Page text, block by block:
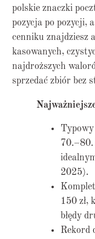
polskie znaczki
pozycja po pozycji,
cenniku znajdziesz
kasowanych,
najdroższych
sprzedać zbiór bez
70.–80.
2025).
150 zł,
błędy
Rekord